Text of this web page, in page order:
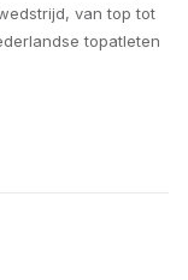
van top tot
topatleten